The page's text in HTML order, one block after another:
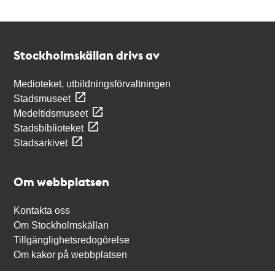
Stockholmskällan drivs av
Medioteket, utbildningsförvaltningen
Stadsmuseet
Medeltidsmuseet
Stadsbiblioteket
Stadsarkivet
Om webbplatsen
Kontakta oss
Om Stockholmskällan
Tillgänglighetsredogörelse
Om kakor på webbplatsen